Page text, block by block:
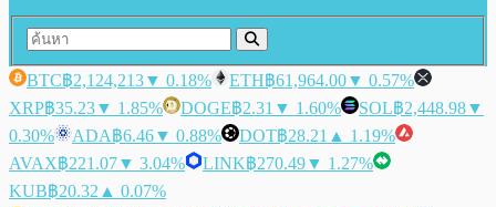
BTC฿2,124,213▼ 0.18% ETH฿61,964.00▼ 0.57%
XRP฿35.23▼ 1.85% DOGE฿2.31 ▼ 1.60% SOL฿2,448.98▼
0.30%
ADA฿6.46▼ 0.88% DOT฿28.21 ▲ 1.19%
AVAX฿221.07▼ 3.04% LINK฿270.49▼ 1.27%
KUB฿20.32 ▲ 0.07%